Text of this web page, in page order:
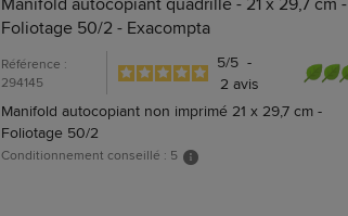
Foliotage 50/2 - Exacompta
Référence :
294145
5/5 -
2 avis
Manifold autocopiant non imprimé 21 x 29,7 cm -
Foliotage 50/2
Conditionnement conseillé : 5